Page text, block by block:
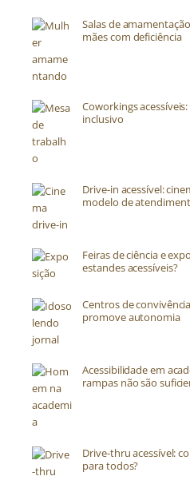
Salas de
mães com deficiência
Coworkings
inclusivo
Drive-in acessível:
modelo de
Feiras de ciência e
estandes acessíveis?
Centros de
promove autonomia
Acessibilidade em
rampas não são
Drive-thru acessível:
para todos?